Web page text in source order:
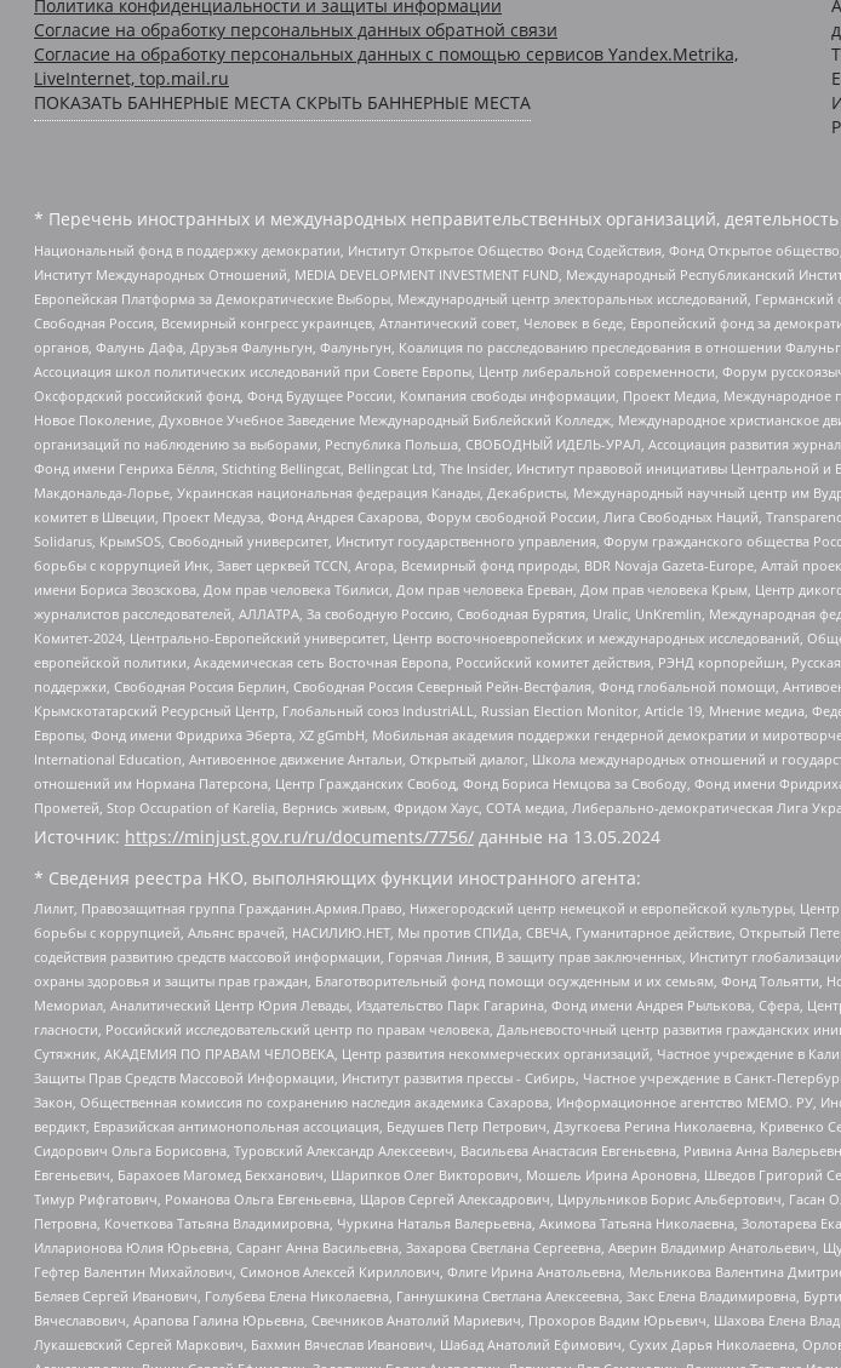
Политика конфиденциальности и защиты информации
Согласие на обработку персональных данных обратной связи
Согласие на обработку персональных данных с помощью сервисов Yandex.Metrika,
LiveInternet, top.mail.ru
ПОКАЗАТЬ БАННЕРНЫЕ МЕСТА СКРЫТЬ БАННЕРНЫЕ МЕСТА
* Перечень иностранных и международных неправительственных организаций,
Национальный фонд в поддержку демократии, Институт Открытое Общество Фонд Содействия, Фонд Открытое
Институт Международных Отношений, MEDIA DEVELOPMENT INVESTMENT FUND, Международный Республиканский
Европейская Платформа за Демократические Выборы, Международный центр электоральных исследований,
Свободная Россия, Всемирный конгресс украинцев, Атлантический совет, Человек в беде, Европейский фонд за
органов, Фалунь Дафа, Друзья Фалуньгун, Фалуньгун, Коалиция по расследованию преследования в отношении
Ассоциация школ политических исследований при Совете Европы, Центр либеральной современности, Форум
Оксфордский российский фонд, Фонд Будущее России, Компания свободы информации, Проект Медиа, Международное
Новое Поколение, Духовное Учебное Заведение Международный Библейский Колледж, Международное христианское
организаций по наблюдению за выборами, Республика Польша, СВОБОДНЫЙ ИДЕЛЬ-УРАЛ, Ассоциация развития
Фонд имени Генриха Бёлля, Stichting Bellingcat, Bellingcat Ltd, The Insider, Институт правовой инициативы Центральной
Макдональда-Лорье, Украинская национальная федерация Канады, Декабристы, Международный научный центр им
комитет в Швеции, Проект Медуза, Фонд Андрея Сахарова, Форум свободной России, Лига Свободных Наций,
Solidarus, КрымSOS, Свободный университет, Институт государственного управления, Форум гражданского общества
борьбы с коррупцией Инк, Завет церквей TCCN, Агора, Всемирный фонд природы, BDR Novaja Gazeta-Europe, Алтай
имени Бориса Звозскова, Дом прав человека Тбилиси, Дом прав человека Ереван, Дом прав человека Крым, Центр
журналистов расследователей, АЛЛАТРА, За свободную Россию, Свободная Бурятия, Uralic, UnKremlin, Международная
Комитет-2024, Центрально-Европейский университет, Центр восточноевропейских и международных исследований,
европейской политики, Академическая сеть Восточная Европа, Российский комитет действия, РЭНД корпорейшн,
поддержки, Свободная Россия Берлин, Свободная Россия Северный Рейн-Вестфалия, Фонд глобальной помощи,
Крымскотатарский Ресурсный Центр, Глобальный союз IndustriALL, Russian Election Monitor, Article 19, Мнение медиа,
Европы, Фонд имени Фридриха Эберта, XZ gGmbH, Мобильная академия поддержки гендерной демократии и
International Education, Антивоенное движение Антальи, Открытый диалог, Школа международных отношений и
отношений им Нормана Патерсона, Центр Гражданских Свобод, Фонд Бориса Немцова за Свободу, Фонд имени
Прометей, Stop Occupation of Karelia, Вернись живым, Фридом Хаус, СОТА медиа, Либерально-демократическая Лига
Источник: https://minjust.gov.ru/ru/documents/7756/ данные на 13.05.2024
* Сведения реестра НКО, выполняющих функции иностранного агента:
Лилит, Правозащитная группа Гражданин.Армия.Право, Нижегородский центр немецкой и европейской культуры,
борьбы с коррупцией, Альянс врачей, НАСИЛИЮ.НЕТ, Мы против СПИДа, СВЕЧА, Гуманитарное действие, Открытый
содействия развитию средств массовой информации, Горячая Линия, В защиту прав заключенных, Институт
охраны здоровья и защиты прав граждан, Благотворительный фонд помощи осужденным и их семьям, Фонд Тольятти,
Мемориал, Аналитический Центр Юрия Левады, Издательство Парк Гагарина, Фонд имени Андрея Рылькова, Сфера,
гласности, Российский исследовательский центр по правам человека, Дальневосточный центр развития гражданских
Сутяжник, АКАДЕМИЯ ПО ПРАВАМ ЧЕЛОВЕКА, Центр развития некоммерческих организаций, Частное учреждение в
Защиты Прав Средств Массовой Информации, Институт развития прессы - Сибирь, Частное учреждение в Санкт-
Закон, Общественная комиссия по сохранению наследия академика Сахарова, Информационное агентство МЕМО. РУ,
вердикт, Евразийская антимонопольная ассоциация, Бедушев Петр Петрович, Дзугкоева Регина Николаевна,
Сидорович Ольга Борисовна, Туровский Александр Алексеевич, Васильева Анастасия Евгеньевна, Ривина Анна
Евгеньевич, Барахоев Магомед Бекханович, Шарипков Олег Викторович, Мошель Ирина Ароновна, Шведов Григорий
Тимур Рифгатович, Романова Ольга Евгеньевна, Щаров Сергей Алексадрович, Цирульников Борис Альбертович,
Петровна, Кочеткова Татьяна Владимировна, Чуркина Наталья Валерьевна, Акимова Татьяна Николаевна, Золотарева
Илларионова Юлия Юрьевна, Саранг Анна Васильевна, Захарова Светлана Сергеевна, Аверин Владимир
Гефтер Валентин Михайлович, Симонов Алексей Кириллович, Флиге Ирина Анатольевна, Мельникова Валентина
Беляев Сергей Иванович, Голубева Елена Николаевна, Ганнушкина Светлана Алексеевна, Закс Елена Владимировна,
Вячеславович, Арапова Галина Юрьевна, Свечников Анатолий Мариевич, Прохоров Вадим Юрьевич, Шахова Елена
Лукашевский Сергей Маркович, Бахмин Вячеслав Иванович, Шабад Анатолий Ефимович, Сухих Дарья Николаевна,